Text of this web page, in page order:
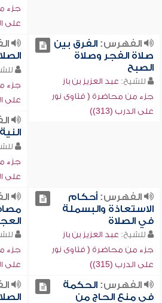
جزء
على
الفهرس:الفرق بين
صلاة الفجر وصلاة
الصبح
للشيخ: عبد العزيز بن باز
جزء من محاضرة ( فتاوى نور
على الدرب (313))
جزء
على
جزء
على
الفهرس:أحكام
الاستعاذة والبسملة
في الصلاة
للشيخ: عبد العزيز بن باز
جزء من محاضرة ( فتاوى نور
على الدرب (315))
جزء
على
الفهرس:الحكمة
في منع الحاج من